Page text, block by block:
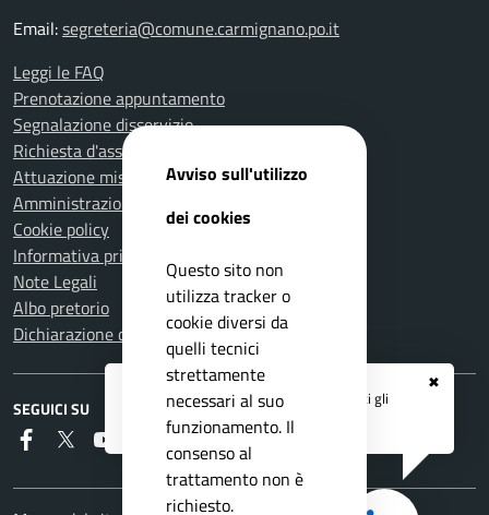
✖
Registrati ai serviziAPP IO
e ricevi tutti gli
aggiornamenti dall'Ente
Email:segreteria@comune.carmignano.po.it
Leggi le FAQ
Prenotazione appuntamento
Segnalazione disservizio
Richiesta d'assistenza
Attuazione misure PNRR
Amministrazione trasparente
Cookie policy
Informativa privacy
Note Legali
Albo pretorio
Dichiarazione di accessibilità
SEGUICI SU
FaceboookTwitter YoutubeRSS
Avviso sull'utilizzo
dei cookies
Questo sito non
utilizza tracker o
cookie diversi da
quelli tecnici
strettamente
necessari al suo
funzionamento. Il
consenso al
trattamento non è
richiesto.